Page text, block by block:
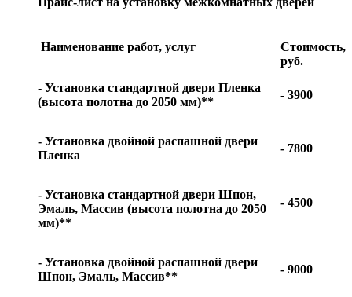
Наименование работ, услуг
Стоимость,
руб.
- Установка стандартной двери Пленка
(высота полотна до 2050 мм)**
- 3900
- Установка двойной распашной двери
Пленка
- 7800
- Установка стандартной двери Шпон,
Эмаль, Массив (высота полотна до 2050
мм)**
- 4500
- Установка двойной распашной двери
Шпон, Эмаль, Массив**
- 9000